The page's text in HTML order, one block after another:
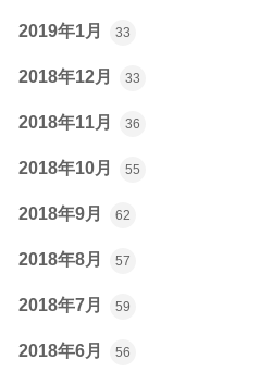
2019年1月 33
2018年12月 33
2018年11月 36
2018年10月 55
2018年9月 62
2018年8月 57
2018年7月 59
2018年6月 56